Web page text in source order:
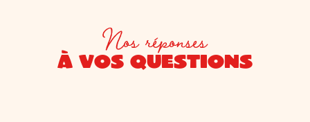
Nos réponses
à vos questions